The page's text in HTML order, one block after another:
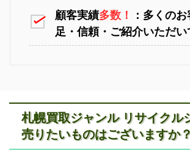
顧客実績多数！
：多くの
足・信頼・ご紹介いただい
札幌買取ジャンル リサイクル
売りたいものはございますか